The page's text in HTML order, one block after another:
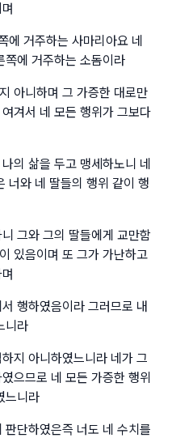
에 거주하는 사마리아요 네
쪽에 거주하는 소돔이라
아니하며 그 가증한 대로만
겨서 네 모든 행위가 그보다
의 삶을 두고 맹세하노니 네
너와 네 딸들의 행위 같이 행
그와 그의 딸들에게 교만함
있음이며 또 그가 가난하고
행하였음이라 그러므로 내
니라
지 아니하였느니라 네가 그
으므로 네 모든 가증한 행위
느니라
단하였은즉 너도 네 수치를